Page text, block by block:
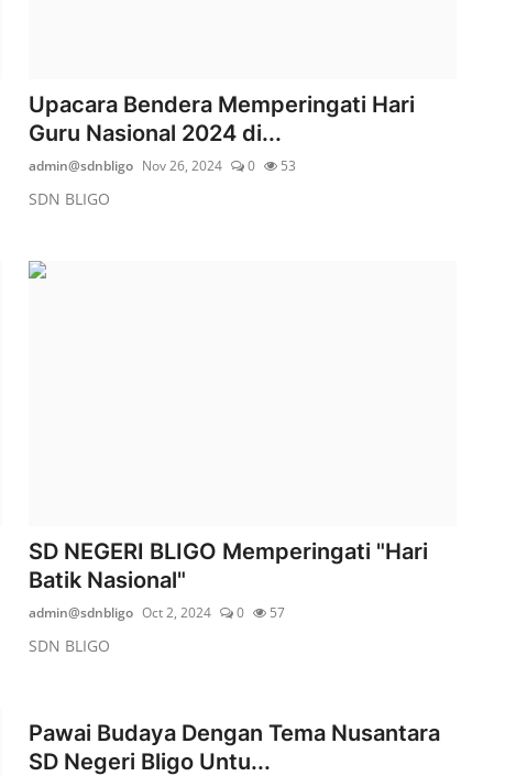
Upacara Bendera Memperingati Hari
Guru Nasional 2024 di...
admin@sdnbligo Nov 26, 2024 0 53
SDN BLIGO
SD NEGERI BLIGO Memperingati "Hari
Batik Nasional"
admin@sdnbligo Oct 2, 2024 0 57
SDN BLIGO
Pawai Budaya Dengan Tema Nusantara
SD Negeri Bligo Untu...